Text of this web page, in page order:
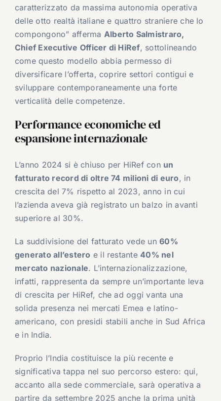
caratterizzato da massima autonomia operativa
delle otto realtà italiane e quattro straniere che lo
compongono” afferma Alberto Salmistraro,
Chief Executive Officer di HiRef, sottolineando
come questo modello abbia permesso di
diversificare l’offerta, coprire settori contigui e
sviluppare contemporaneamente una forte
verticalità delle competenze.
Performance economiche ed
espansione internazionale
L’anno 2024 si è chiuso per HiRef con un
fatturato record di oltre 74 milioni di euro, in
crescita del 7% rispetto al 2023, anno in cui
l’azienda aveva già registrato un balzo in avanti
superiore al 30%.
La suddivisione del fatturato vede un60%
generato all’estero e il restante40% nel
mercato nazionale. L’internazionalizzazione,
infatti, rappresenta da sempre un’importante leva
di crescita per HiRef, che ad oggi vanta una
solida presenza nei mercati Emea e latino-
americano, con presidi stabili anche in Sud Africa
e in India.
Proprio l’India costituisce la più recente e
significativa tappa nel suo percorso estero: qui,
accanto alla sede commerciale, sarà operativa a
partire da settembre 2025 anche la prima unità